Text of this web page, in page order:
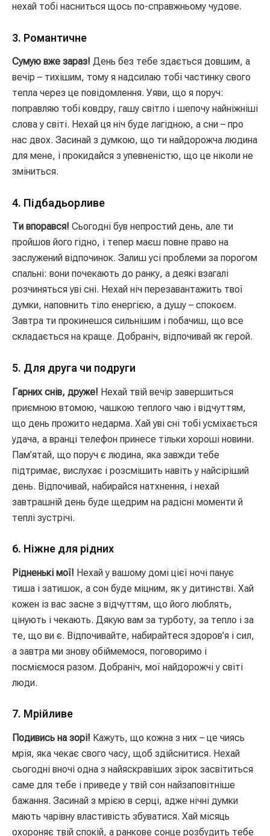
нехай тобі насниться щось по-справжньому чудове.
3. Романтичне
Сумую вже зараз! День без тебе здається довшим, а
вечір – тихішим, тому я надсилаю тобі частинку свого
тепла через це повідомлення. Уяви, що я поруч:
поправляю тобі ковдру, гашу світло і шепочу найніжніші
слова у світі. Нехай ця ніч буде лагідною, а сни – про
нас двох. Засинай з думкою, що ти найдорожча людина
для мене, і прокидайся з упевненістю, що це ніколи не
зміниться.
4. Підбадьорливе
Ти впорався! Сьогодні був непростий день, але ти
пройшов його гідно, і тепер маєш повне право на
заслужений відпочинок. Залиш усі проблеми за порогом
спальні: вони почекають до ранку, а деякі взагалі
розчиняться уві сні. Нехай ніч перезавантажить твої
думки, наповнить тіло енергією, а душу – спокоєм.
Завтра ти прокинешся сильнішим і побачиш, що все
складається на краще. Добраніч, відпочивай як герой.
5. Для друга чи подруги
Гарних снів, друже! Нехай твій вечір завершиться
приємною втомою, чашкою теплого чаю і відчуттям,
що день прожито недарма. Хай уві сні тобі усміхається
удача, а вранці телефон принесе тільки хороші новини.
Пам’ятай, що поруч є людина, яка завжди тебе
підтримає, вислухає і розсмішить навіть у найсіріший
день. Відпочивай, набирайся натхнення, і нехай
завтрашній день буде щедрим на радісні моменти й
теплі зустрічі.
6. Ніжне для рідних
Рідненькі мої! Нехай у вашому домі цієї ночі панує
тиша і затишок, а сон буде міцним, як у дитинстві. Хай
кожен із вас засне з відчуттям, що його люблять,
цінують і чекають. Дякую вам за турботу, за тепло і за
те, що ви є. Відпочивайте, набирайтеся здоров’я і сил,
а завтра ми знову обіймемося, поговоримо і
посміємося разом. Добраніч, мої найдорожчі у світі
люди.
7. Мрійливе
Подивись на зорі! Кажуть, що кожна з них – це чиясь
мрія, яка чекає свого часу, щоб здійснитися. Нехай
сьогодні вночі одна з найяскравіших зірок засвітиться
саме для тебе і приведе у твій сон найзаповітніше
бажання. Засинай з мрією в серці, адже нічні думки
мають чарівну властивість збуватися. Хай місяць
охороняє твій спокій, а ранкове сонце розбудить тебе